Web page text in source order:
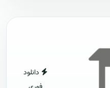
دانلود